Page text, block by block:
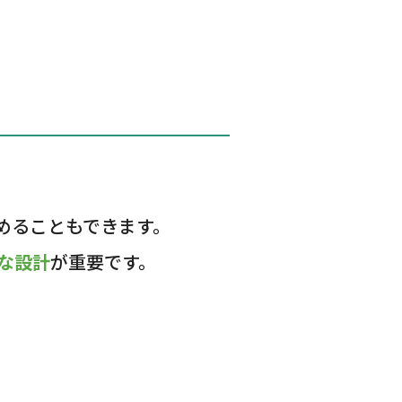
こともできます。
設計が重要です。